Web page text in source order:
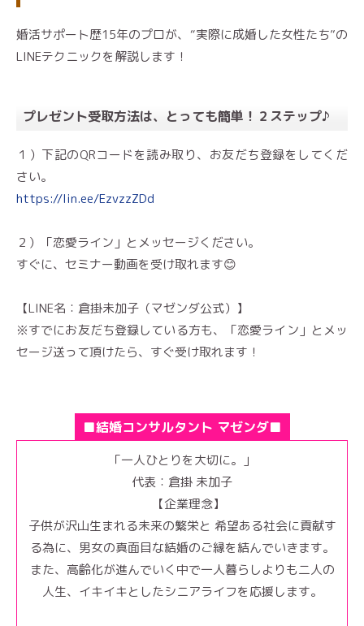
婚活サポート歴15年のプロが、“実際に成婚した女性たち”の
LINEテクニックを解説します！
プレゼント受取方法は、とっても簡単！２ステップ♪
１）下記のQRコードを読み取り、お友だち登録をしてくだ
さい。
https://lin.ee/EzvzzZDd
２）「恋愛ライン」とメッセージください。
すぐに、セミナー動画を受け取れます😊
【LINE名：倉掛未加子（マゼンダ公式）】
※すでにお友だち登録している方も、「恋愛ライン」とメッ
セージ送って頂けたら、すぐ受け取れます！
■結婚コンサルタント マゼンダ■
「一人ひとりを大切に。」
代表：倉掛 未加子
【企業理念】
子供が沢山生まれる未来の繁栄と 希望ある社会に貢献す
る為に、男女の真面目な結婚のご縁を結んでいきます。
また、高齢化が進んでいく中で一人暮らしよりも二人の
人生、イキイキとしたシニアライフを応援します。